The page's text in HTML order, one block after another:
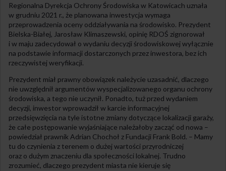
Regionalna Dyrekcja Ochrony Środowiska w Katowicach uznała
w grudniu 2021 r., że planowana inwestycja wymaga
przeprowadzenia oceny oddziaływania na środowisko. Prezydent
Bielska-Białej, Jarosław Klimaszewski, opinię RDOŚ zignorował
i w maju zadecydował o wydaniu decyzji środowiskowej wyłącznie
na podstawie informacji dostarczonych przez inwestora, bez ich
rzeczywistej weryfikacji.
Prezydent miał prawny obowiązek należycie uzasadnić, dlaczego
nie uwzględnił argumentów wyspecjalizowanego organu ochrony
środowiska, a tego nie uczynił. Ponadto, tuż przed wydaniem
decyzji, inwestor wprowadził w karcie informacyjnej
przedsięwzięcia na tyle istotne zmiany dotyczące lokalizacji garaży,
że całe postępowanie wyjaśniające należałoby zacząć od nowa –
powiedział prawnik Adrian Chochoł z Fundacji Frank Bold. – Mamy
tu do czynienia z terenem o dużej wartości przyrodniczej
oraz o dużym znaczeniu dla społeczności lokalnej. Trudno
zrozumieć, dlaczego prezydent miasta nie kieruje się